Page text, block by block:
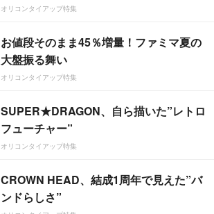
オリコンタイアップ特集
お値段そのまま45％増量！ファミマ夏の
大盤振る舞い
オリコンタイアップ特集
SUPER★DRAGON、自ら描いた”レトロ
フューチャー”
オリコンタイアップ特集
CROWN HEAD、結成1周年で見えた”バ
ンドらしさ”